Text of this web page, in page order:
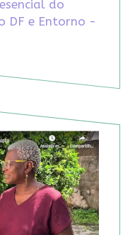
do
DF e Entorno -